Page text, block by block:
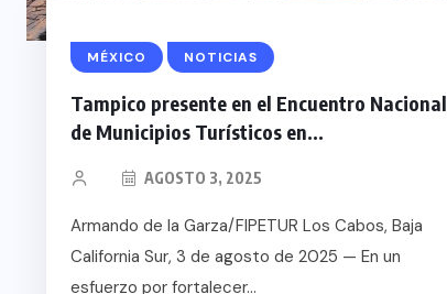
MÉXICO NOTICIAS
Tampico presente en el Encuentro Nacional
de Municipios Turísticos en...
AGOSTO 3, 2025
Armando de la Garza/FIPETUR Los Cabos, Baja
California Sur, 3 de agosto de 2025 — En un
esfuerzo por fortalecer...